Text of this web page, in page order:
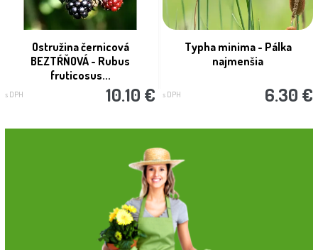
Ostružina černicová
BEZTŔŇOVÁ - Rubus
fruticosus...
s DPH 10.10 €
Typha minima - Pálka
najmenšia
s DPH 6.30 €